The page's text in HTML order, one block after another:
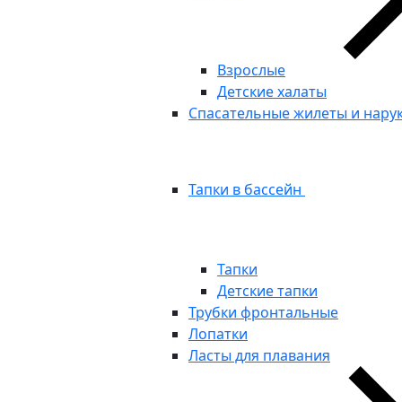
Взрослые
Детские халаты
Спасательные жилеты и
Тапки в бассейн
Тапки
Детские тапки
Трубки фронтальные
Лопатки
Ласты для плавания